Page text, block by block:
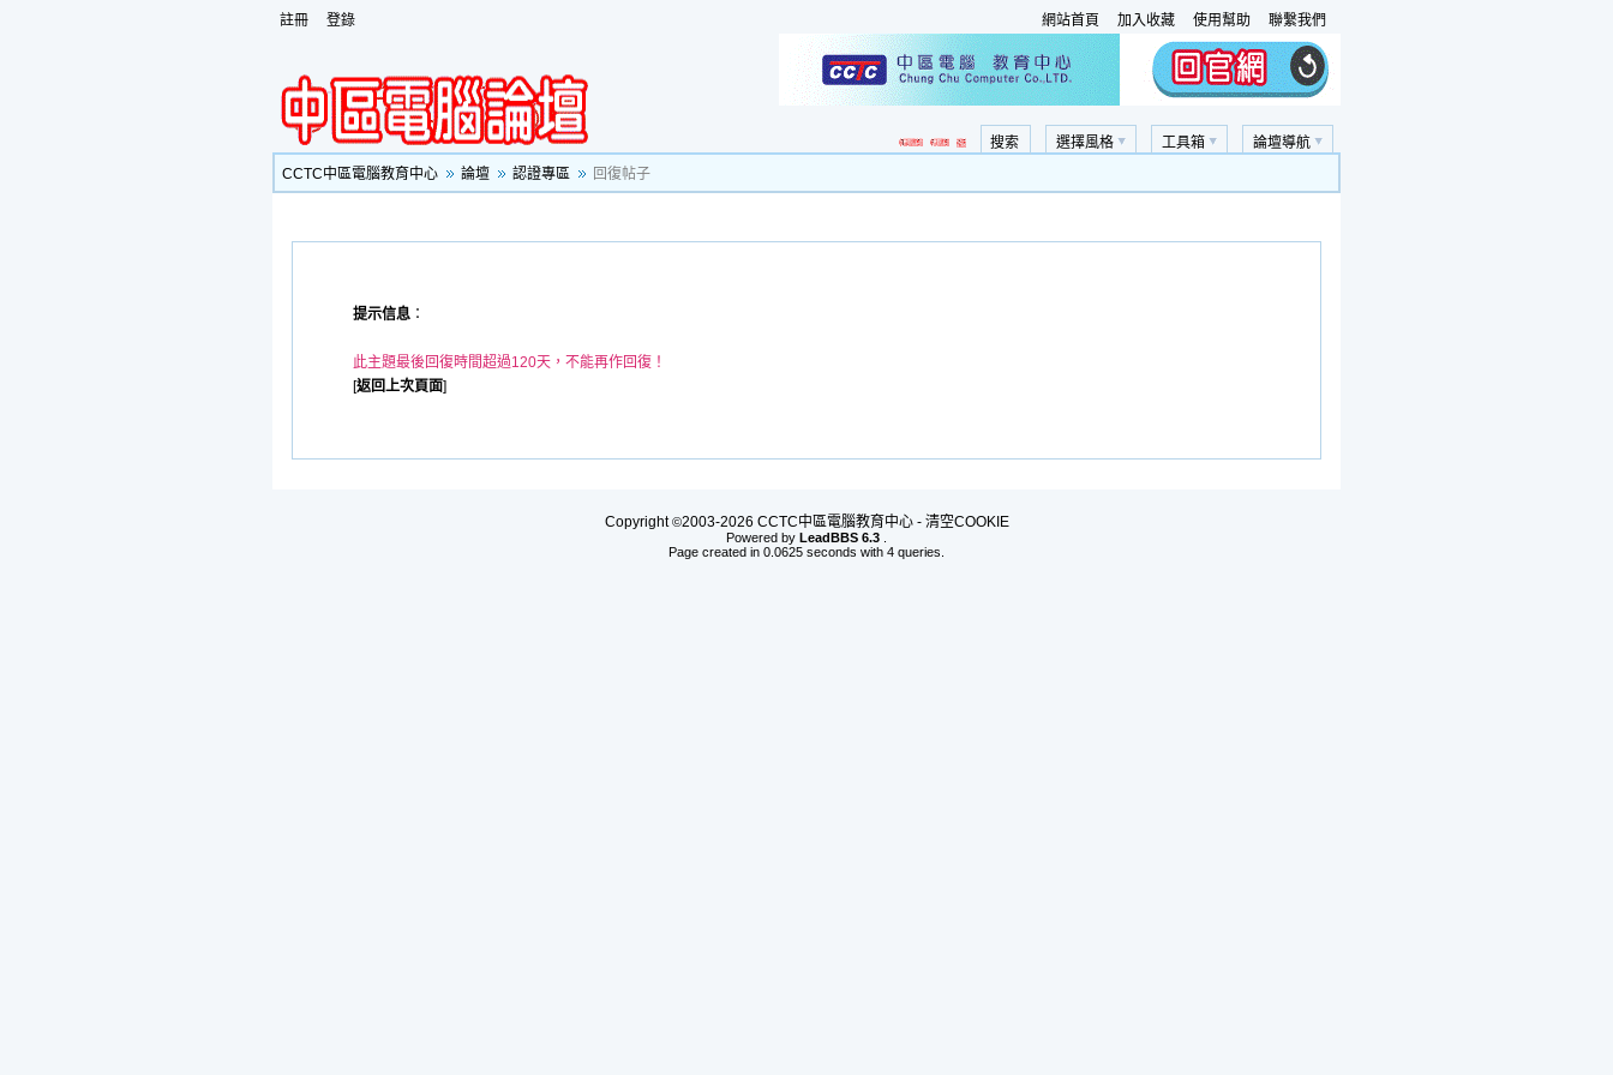
註冊 登錄 網站首頁 加入收藏 使用幫助 聯繫我們
論壇導航
工具箱
選擇風格
搜索
CCTC中區電腦教育中心
論壇 認證專區 回復帖子
提示信息 ：
此主題最後回復時間超過120天，不能再作回復！
[返回上次頁面]
Copyright©2003-2026 CCTC中區電腦教育中心 - 清空COOKIE
Powered by LeadBBS 6.3
Page created in 0.0625 seconds with 4 queries.